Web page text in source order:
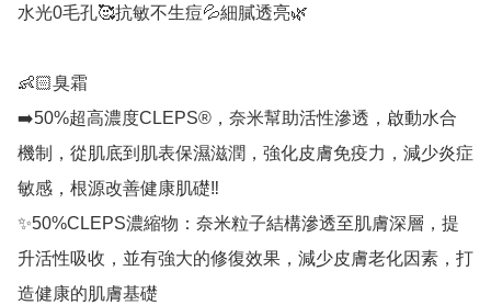
水光0毛孔🥰抗敏不生痘💦細膩透亮🌿
👶🏻臭霜
➡️50%超高濃度CLEPS®️，奈米幫助活性滲透，啟動水合
機制，從肌底到肌表保濕滋潤，強化皮膚免疫力，減少炎症
敏感，根源改善健康肌礎‼️
✨50%CLEPS濃縮物：奈米粒子結構滲透至肌膚深層，提
升活性吸收，並有強大的修復效果，減少皮膚老化因素，打
造健康的肌膚基礎